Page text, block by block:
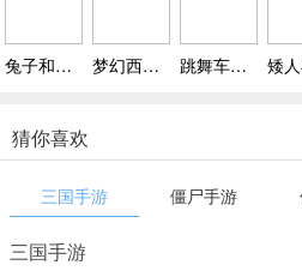
兔子和牛奶瓶免费下载，滑动救兔躲炸弹、手滑就炸超刺激 梦幻西游手游网易官方正版-梦幻手游官服下载入口 跳舞车手游下载，休闲卡通闯关手游
猜你喜欢
三国手游 僵尸手游
三国手游